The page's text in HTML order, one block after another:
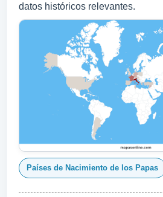
datos históricos relevantes.
Países de Nacimiento de los Papas